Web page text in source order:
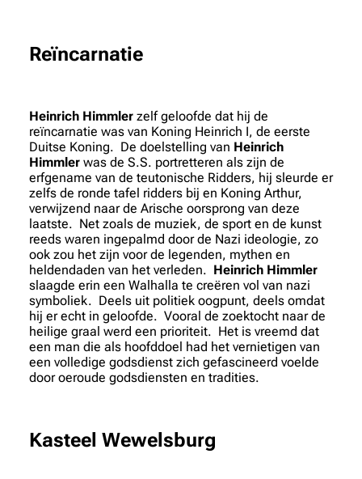
Reïncarnatie
Heinrich Himmler zelf geloofde dat hij de
reïncarnatie was van Koning Heinrich I, de eerste
Duitse Koning. De doelstelling van Heinrich
Himmler was de S.S. portretteren als zijn de
erfgename van de teutonische Ridders, hij sleurde er
zelfs de ronde tafel ridders bij en Koning Arthur,
verwijzend naar de Arische oorsprong van deze
laatste. Net zoals de muziek, de sport en de kunst
reeds waren ingepalmd door de Nazi ideologie, zo
ook zou het zijn voor de legenden, mythen en
heldendaden van het verleden. Heinrich Himmler
slaagde erin een Walhalla te creëren vol van nazi
symboliek. Deels uit politiek oogpunt, deels omdat
hij er echt in geloofde. Vooral de zoektocht naar de
heilige graal werd een prioriteit. Het is vreemd dat
een man die als hoofddoel had het vernietigen van
een volledige godsdienst zich gefascineerd voelde
door oeroude godsdiensten en tradities.
Kasteel Wewelsburg